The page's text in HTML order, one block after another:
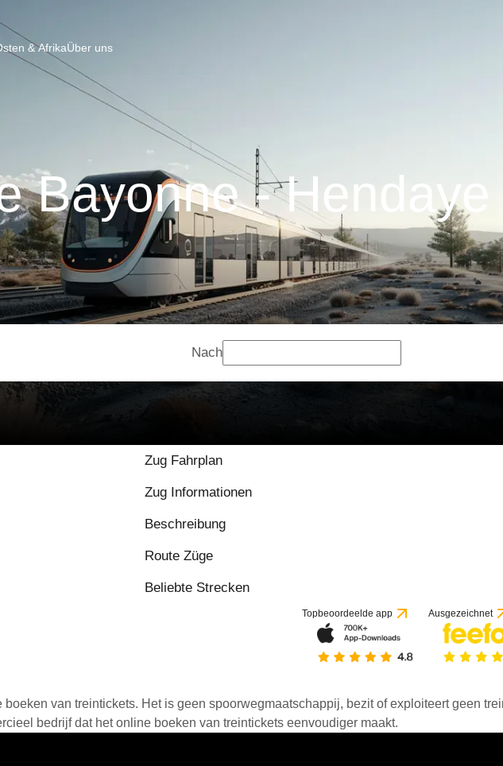
& AfrikaÜber uns
Bayonne - Hendaye
Nach
Zug Fahrplan
Zug Informationen
Beschreibung
Route Züge
Beliebte Strecken
Topbeoordeelde app Ausgezeichnet
van treintickets. Het is geen spoorwegmaatschappij, bezit of exploiteert geen
bedrijf dat het online boeken van treintickets eenvoudiger maakt.